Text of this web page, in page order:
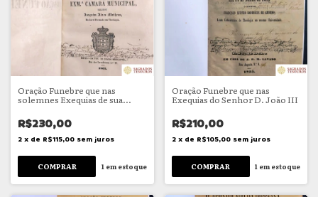
Oração Funebre que nas
solemnes Exequias de sua
Magestade El-Rei, o Senhor D.
Pedro Quinto
R$230,00
2 x de R$115,00 sem juros
1em estoque
Oração Funebre que nas
Exequias do Senhor D. João III
R$210,00
2 x de R$105,00 sem juros
1 em estoque